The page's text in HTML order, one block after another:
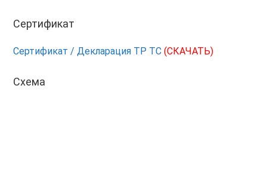
Сертификат
Сертификат / Декларация ТР ТС(СКАЧАТЬ)
Схема